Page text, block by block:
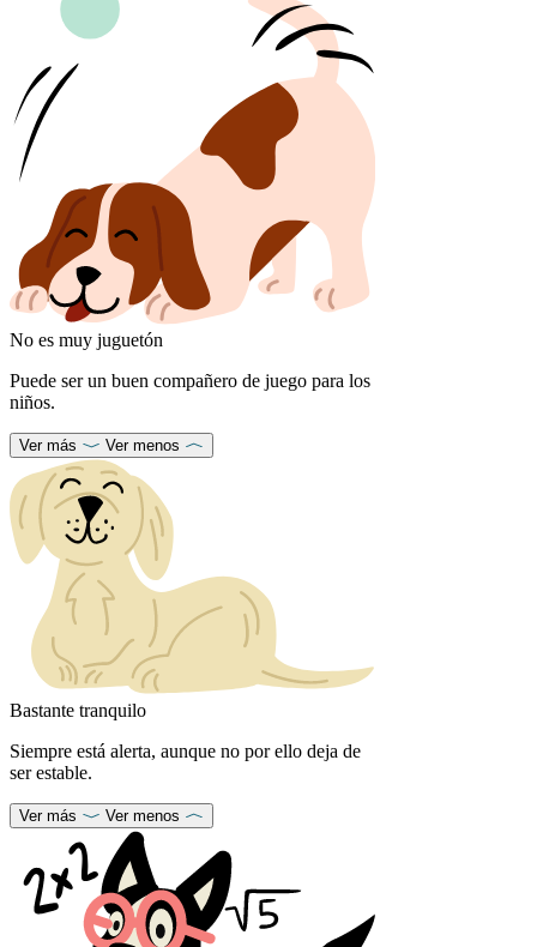
No es muy juguetón
Puede ser un buen compañero de juego para los
niños.
Ver más Ver menos
Bastante tranquilo
Siempre está alerta, aunque no por ello deja de
ser estable.
Ver más Ver menos